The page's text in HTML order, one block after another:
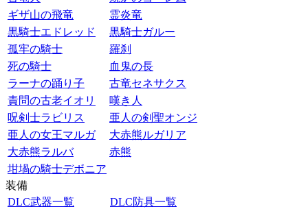
ギザ山の飛竜
霊炎竜
黒騎士エドレッド
黒騎士ガルー
孤牢の騎士
羅刹
死の騎士
血鬼の長
ラーナの踊り子
古竜セネサクス
責問の古老イオリ
嘆き人
呪剣士ラビリス
亜人の剣聖オンジ
亜人の女王マルガ
大赤熊ルガリア
大赤熊ラルバ
赤熊
坩堝の騎士デボニア
装備
DLC武器一覧
DLC防具一覧